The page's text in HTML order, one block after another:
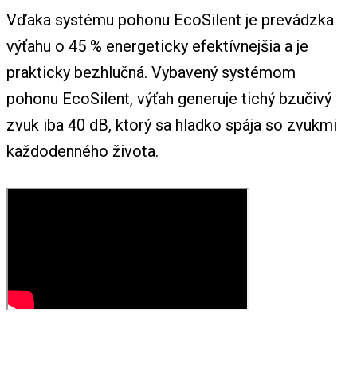
Vďaka systému pohonu EcoSilent je prevádzka
výťahu o 45 % energeticky efektívnejšia a je
prakticky bezhlučná. Vybavený systémom
pohonu EcoSilent, výťah generuje tichý bzučivý
zvuk iba 40 dB, ktorý sa hladko spája so zvukmi
každodenného života.